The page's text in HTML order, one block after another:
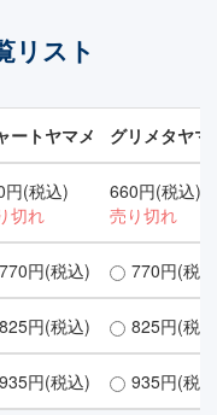
リスト
ートヤマメ グリメタヤマメ
円(税込)
切れ
660円(税込)
売り切れ
770円(税込) 770円(税込)
825円(税込) 825円(税込)
935円(税込) 935円(税込)